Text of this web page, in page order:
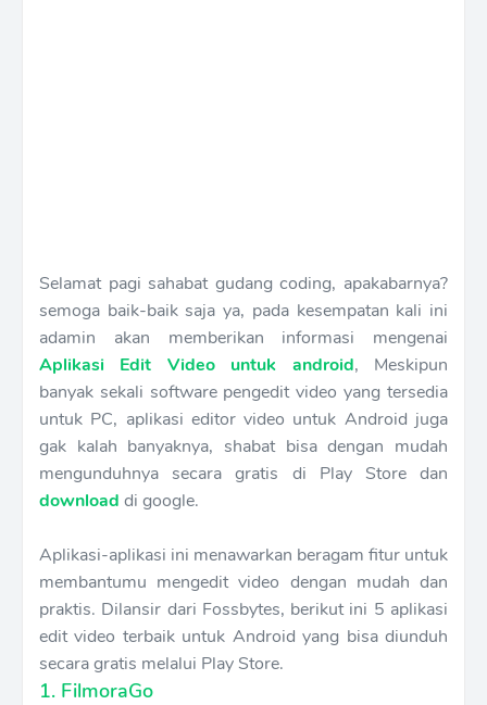
Selamat pagi sahabat gudang coding, apakabarnya?
semoga baik-baik saja ya, pada kesempatan kali ini
adamin akan memberikan informasi mengenai
Aplikasi Edit Video untuk android, Meskipun
banyak sekali software pengedit video yang tersedia
untuk PC, aplikasi editor video untuk Android juga
gak kalah banyaknya, shabat bisa dengan mudah
mengunduhnya secara gratis di Play Store dan
download di google.
Aplikasi-aplikasi ini menawarkan beragam fitur untuk
membantumu mengedit video dengan mudah dan
praktis. Dilansir dari Fossbytes, berikut ini 5 aplikasi
edit video terbaik untuk Android yang bisa diunduh
secara gratis melalui Play Store.
1. FilmoraGo